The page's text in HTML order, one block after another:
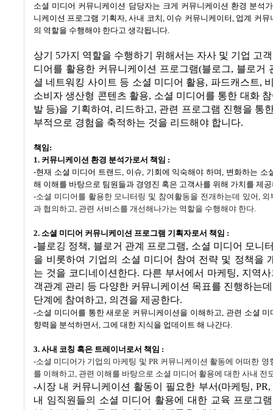
소셜 미디어 커뮤니케이션 담당자는 크게 커뮤니케이션 환경 분석가
니케이션 프로그램 기획자 ,사내 코치 이슈 커뮤니케이터 업계 커뮤
의 역할을 수행해야 한다고 생각됩니다
상기 5가지 역할을 수행하기 위해서는 자사 및 기업 고
디어를 활용한 커뮤니케이션 프로그램(블로그, 블로거
셜 네트워킹 사이트 등 소셜 미디어 활용, 파드캐스트,
소비자 생산형 콘텐츠 활용, 소셜 미디어를 통한 대화
발 등)을 기획하여 , 리드하고, 관련 프로그램 진행을 통
부적으로 경험을 축적하는 것을 리드해야 합니다.
책임:
1. 커뮤니케이션 환경 분석가로서 책임 :
-현재 소셜 미디어 트랜드 이슈 기회에 익숙해야 하며
변화하는 소
해 이해를 바탕으로 팀원들과 경영진 혹은 고객사를 위해 가치를 제
-소셜 미디어를 활용한 모니터링 및 참여활동을 전개하는데 있어 외
과 협의하고 관련 서비스를 개선해나가는 역할을 수행해야 한다
2. 소셜 미디어 커뮤니케이션 프로그램 기획자로서 책임 :
-블로깅 정책, 블로거 관계 프로그램, 소셜 미디어 모니
을 비롯하여 기업의 소셜 미디어 참여 전략 및 정책을
는 것을 코디네이션한다. 다른 부서에서 마케팅, 지역
객관계 관리 등 다양한 커뮤니케이션 목표를 진행하는
단계에 참여하고, 의견을 제공한다.
-소셜 미디어를 통한 새로운 커뮤니케이션을 이해하고
관련 소셜 미
향력을 분석하면서
그에 대한 지식을 업데이트 해 나간다
3. 사내 코칭 혹은 트레이너로서 책임 :
-소셜 미디어가 기업의 마케팅 및 PR 커뮤니케이션 활동에 어떠한 영
를 이해하고 관련 이해를 바탕으로 소셜 미디어 활용에 대한 사내 전
-시장 내 커뮤니케이션 활동이 필요한 부서(마케팅, PR,
내 임직원들의 소셜 미디어 활용에 대한 교육 프로그